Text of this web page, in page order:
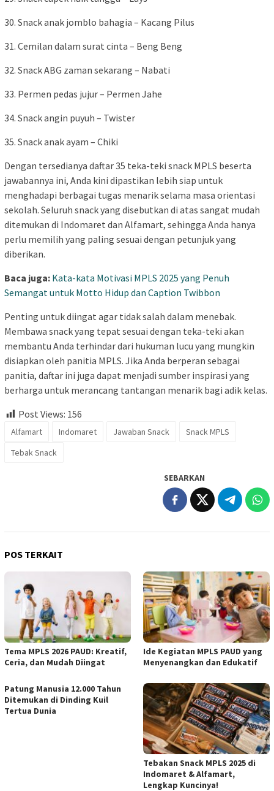
30. Snack anak jomblo bahagia – Kacang Pilus
31. Cemilan dalam surat cinta – Beng Beng
32. Snack ABG zaman sekarang – Nabati
33. Permen pedas jujur – Permen Jahe
34. Snack angin puyuh – Twister
35. Snack anak ayam – Chiki
Dengan tersedianya daftar 35 teka-teki snack MPLS beserta
jawabannya ini, Anda kini dipastikan lebih siap untuk
menghadapi berbagai tugas menarik selama masa orientasi
sekolah. Seluruh snack yang disebutkan di atas sangat mudah
ditemukan di Indomaret dan Alfamart, sehingga Anda hanya
perlu memilih yang paling sesuai dengan petunjuk yang
diberikan.
Baca juga: Kata-kata Motivasi MPLS 2025 yang Penuh
Semangat untuk Motto Hidup dan Caption Twibbon
Penting untuk diingat agar tidak salah dalam menebak.
Membawa snack yang tepat sesuai dengan teka-teki akan
membantu Anda terhindar dari hukuman lucu yang mungkin
disiapkan oleh panitia MPLS. Jika Anda berperan sebagai
panitia, daftar ini juga dapat menjadi sumber inspirasi yang
berharga untuk merancang tantangan menarik bagi adik kelas.
Post Views: 156
Alfamart Indomaret Jawaban Snack
Snack MPLS
Tebak Snack
SEBARKAN
POS TERKAIT
Tema MPLS 2026 PAUD: Kreatif,
Ceria, dan Mudah Diingat
Ide Kegiatan MPLS PAUD yang
Menyenangkan dan Edukatif
Patung Manusia 12.000 Tahun
Ditemukan di Dinding Kuil
Tertua Dunia
Tebakan Snack MPLS 2025 di
Indomaret & Alfamart,
Lengkap Kuncinya!